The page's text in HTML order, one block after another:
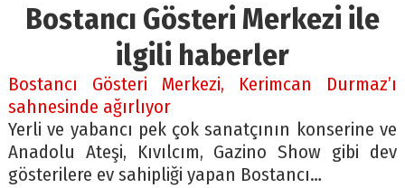
Bostancı Gösteri Merkezi ile
ilgili haberler
Bostancı Gösteri Merkezi, Kerimcan Durmaz’ı
sahnesinde ağırlıyor
Yerli ve yabancı pek çok sanatçının konserine ve
Anadolu Ateşi, Kıvılcım, Gazino Show gibi dev
gösterilere ev sahipliği yapan Bostancı…